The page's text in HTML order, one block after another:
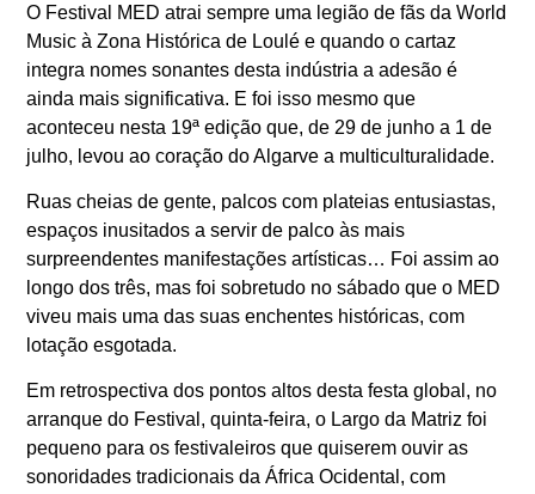
O Festival MED atrai sempre uma legião de fãs da World
Music à Zona Histórica de Loulé e quando o cartaz
integra nomes sonantes desta indústria a adesão é
ainda mais significativa. E foi isso mesmo que
aconteceu nesta 19ª edição que, de 29 de junho a 1 de
julho, levou ao coração do Algarve a multiculturalidade.
Ruas cheias de gente, palcos com plateias entusiastas,
espaços inusitados a servir de palco às mais
surpreendentes manifestações artísticas… Foi assim ao
longo dos três, mas foi sobretudo no sábado que o MED
viveu mais uma das suas enchentes históricas, com
lotação esgotada.
Em retrospectiva dos pontos altos desta festa global, no
arranque do Festival, quinta-feira, o Largo da Matriz foi
pequeno para os festivaleiros que quiserem ouvir as
sonoridades tradicionais da África Ocidental, com